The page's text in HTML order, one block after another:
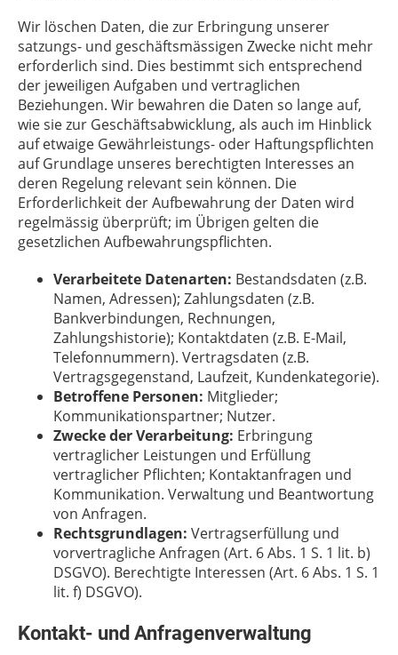
Wir löschen Daten, die zur Erbringung unserer
satzungs- und geschäftsmässigen Zwecke nicht mehr
erforderlich sind. Dies bestimmt sich entsprechend
der jeweiligen Aufgaben und vertraglichen
Beziehungen. Wir bewahren die Daten so lange auf,
wie sie zur Geschäftsabwicklung, als auch im Hinblick
auf etwaige Gewährleistungs- oder Haftungspflichten
auf Grundlage unseres berechtigten Interesses an
deren Regelung relevant sein können. Die
Erforderlichkeit der Aufbewahrung der Daten wird
regelmässig überprüft; im Übrigen gelten die
gesetzlichen Aufbewahrungspflichten.
Verarbeitete Datenarten: Bestandsdaten (z.B.
Namen, Adressen); Zahlungsdaten (z.B.
Bankverbindungen, Rechnungen,
Zahlungshistorie); Kontaktdaten (z.B. E-Mail,
Telefonnummern). Vertragsdaten (z.B.
Vertragsgegenstand, Laufzeit, Kundenkategorie).
Betroffene Personen: Mitglieder;
Kommunikationspartner; Nutzer.
Zwecke der Verarbeitung: Erbringung
vertraglicher Leistungen und Erfüllung
vertraglicher Pflichten; Kontaktanfragen und
Kommunikation. Verwaltung und Beantwortung
von Anfragen.
Rechtsgrundlagen: Vertragserfüllung und
vorvertragliche Anfragen (Art. 6 Abs. 1 S. 1 lit. b)
DSGVO). Berechtigte Interessen (Art. 6 Abs. 1 S. 1
lit. f) DSGVO).
Kontakt- und Anfragenverwaltung